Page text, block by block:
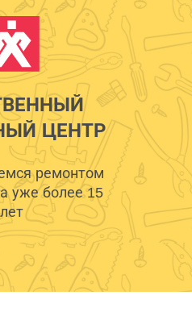
ЦЕНТР
ремонтом
уже более 15
лет